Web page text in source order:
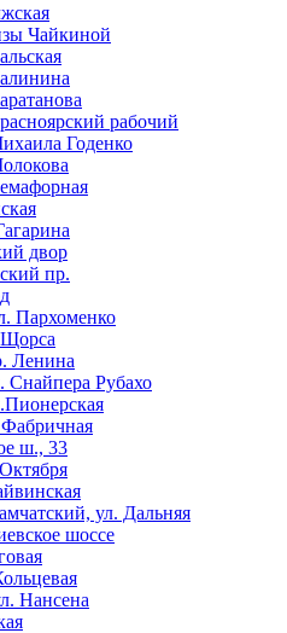
Чайкиной
рабочий
Годенко
двор
пр.
Пархоменко
Ленина
Снайпера Рубахо
ш., 33
ул. Дальняя
шоссе
Нансена